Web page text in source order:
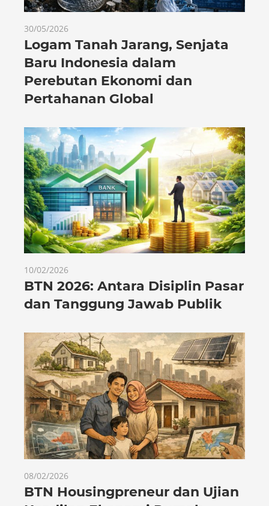
30/05/2026
Logam Tanah Jarang, Senjata
Baru Indonesia dalam
Perebutan Ekonomi dan
Pertahanan Global
10/02/2026
BTN 2026: Antara Disiplin Pasar
dan Tanggung Jawab Publik
08/02/2026
BTN Housingpreneur dan Ujian